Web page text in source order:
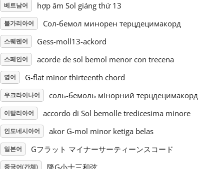
Tiếng Việt
Türkçe
Українська
简体中文
베트남어 hợp âm Sol giáng thứ 13
불가리아어 Сол-бемол минорен терцдецимакорд
스웨덴어 Gess-moll13-ackord
스페인어 acorde de sol bemol menor con trecena
영어 G-flat minor thirteenth chord
우크라이나어 соль-бемоль мінорний терцдецимакорд
이탈리아어 accordo di Sol bemolle tredicesima minore
인도네시아어 akor G-mol minor ketiga belas
일본어 Gフラット マイナーサーティーンスコード
중국어(간체)